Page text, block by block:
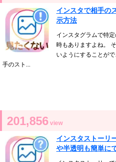
インスタで相手の
示方法
インスタグラムで特
時もありますよね。
いようにすることが
手のスト...
201,856 view
インスタストーリ
や半透明も簡単に